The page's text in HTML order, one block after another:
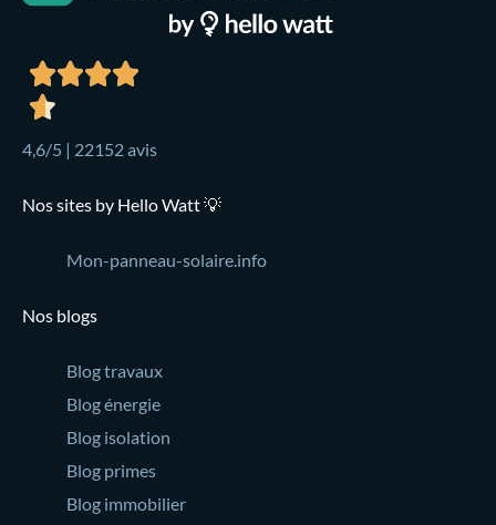
4,6/5 | 22152 avis
Nos sites by Hello Watt 💡
Mon-panneau-solaire.info
Nos blogs
Blog travaux
Blog énergie
Blog isolation
Blog primes
Blog immobilier